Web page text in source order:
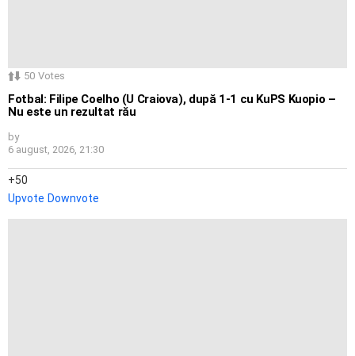
50 Votes
Fotbal: Filipe Coelho (U Craiova), după 1-1 cu KuPS Kuopio –
Nu este un rezultat rău
by
6 august, 2026, 21:30
50
Upvote Downvote